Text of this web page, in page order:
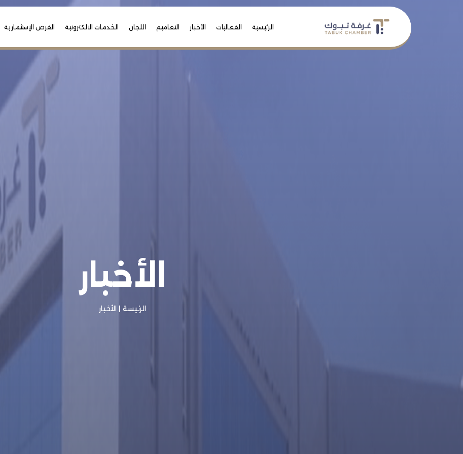
الرئيسية الفعاليات الأخبار التعاميم اللجان الخدمات الالكترونية الفرص الإستثمارية
الأخبار
الرئيسة | الأخبار